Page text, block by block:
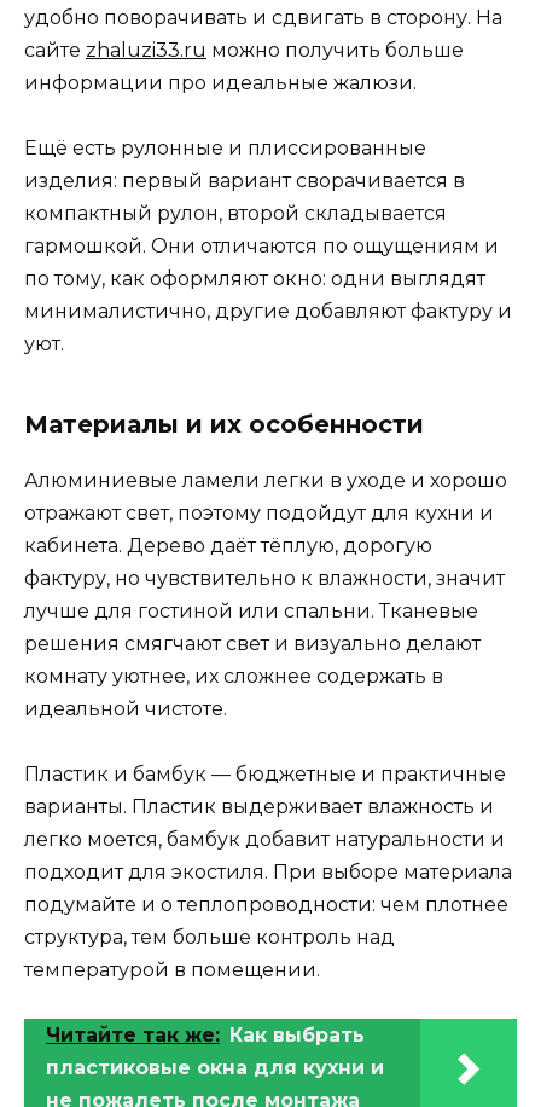
удобно поворачивать и сдвигать в сторону. На
сайте zhaluzi33.ru можно получить больше
информации про идеальные жалюзи.
Ещё есть рулонные и плиссированные
изделия: первый вариант сворачивается в
компактный рулон, второй складывается
гармошкой. Они отличаются по ощущениям и
по тому, как оформляют окно: одни выглядят
минималистично, другие добавляют фактуру и
уют.
Материалы и их особенности
Алюминиевые ламели легки в уходе и хорошо
отражают свет, поэтому подойдут для кухни и
кабинета. Дерево даёт тёплую, дорогую
фактуру, но чувствительно к влажности, значит
лучше для гостиной или спальни. Тканевые
решения смягчают свет и визуально делают
комнату уютнее, их сложнее содержать в
идеальной чистоте.
Пластик и бамбук — бюджетные и практичные
варианты. Пластик выдерживает влажность и
легко моется, бамбук добавит натуральности и
подходит для экостиля. При выборе материала
подумайте и о теплопроводности: чем плотнее
структура, тем больше контроль над
температурой в помещении.
Читайте так же: Как выбрать
пластиковые окна для кухни и
не пожалеть после монтажа